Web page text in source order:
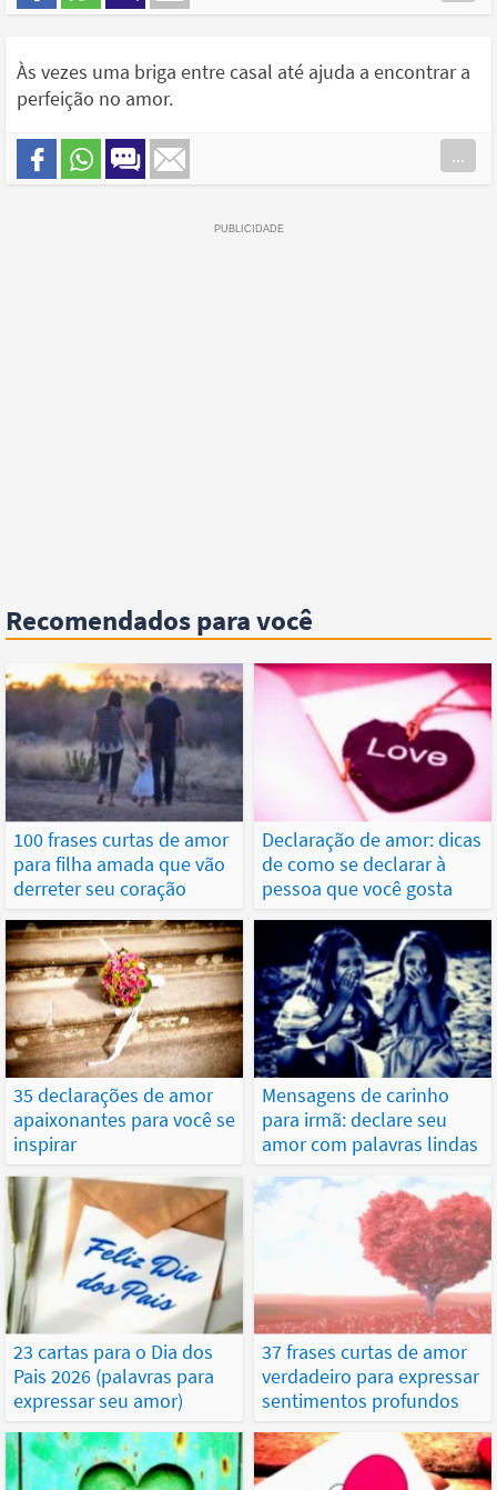
Às vezes uma briga entre casal até ajuda a encontrar a
perfeição no amor.
...
Recomendados para você
100 frases curtas de amor
para filha amada que vão
derreter seu coração
Declaração de amor: dicas
de como se declarar à
pessoa que você gosta
35 declarações de amor
apaixonantes para você se
inspirar
Mensagens de carinho
para irmã: declare seu
amor com palavras lindas
23 cartas para o Dia dos
Pais 2026 (palavras para
expressar seu amor)
37 frases curtas de amor
verdadeiro para expressar
sentimentos profundos